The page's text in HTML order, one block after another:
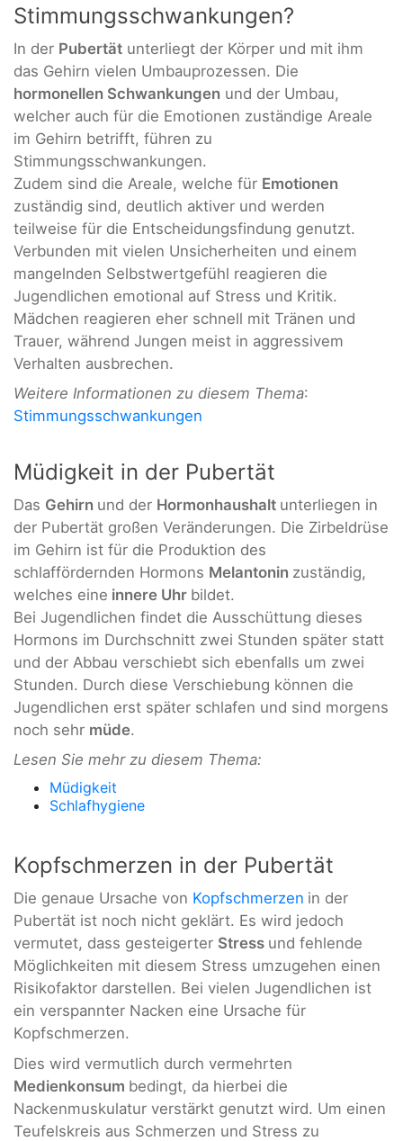
Stimmungsschwankungen?
In der Pubertät unterliegt der Körper und mit ihm
das Gehirn vielen Umbauprozessen. Die
hormonellen Schwankungen und der Umbau,
welcher auch für die Emotionen zuständige Areale
im Gehirn betrifft, führen zu
Stimmungsschwankungen.
Zudem sind die Areale, welche für Emotionen
zuständig sind, deutlich aktiver und werden
teilweise für die Entscheidungsfindung genutzt.
Verbunden mit vielen Unsicherheiten und einem
mangelnden Selbstwertgefühl reagieren die
Jugendlichen emotional auf Stress und Kritik.
Mädchen reagieren eher schnell mit Tränen und
Trauer, während Jungen meist in aggressivem
Verhalten ausbrechen.
Weitere Informationen zu diesem Thema:
Stimmungsschwankungen
Müdigkeit in der Pubertät
Das Gehirn und der Hormonhaushalt unterliegen in
der Pubertät großen Veränderungen. Die Zirbeldrüse
im Gehirn ist für die Produktion des
schlaffördernden Hormons Melantonin zuständig,
welches eine innere Uhr bildet.
Bei Jugendlichen findet die Ausschüttung dieses
Hormons im Durchschnitt zwei Stunden später statt
und der Abbau verschiebt sich ebenfalls um zwei
Stunden. Durch diese Verschiebung können die
Jugendlichen erst später schlafen und sind morgens
noch sehr müde.
Lesen Sie mehr zu diesem Thema:
Müdigkeit
Schlafhygiene
Kopfschmerzen in der Pubertät
Die genaue Ursache von Kopfschmerzen in der
Pubertät ist noch nicht geklärt. Es wird jedoch
vermutet, dass gesteigerter Stress und fehlende
Möglichkeiten mit diesem Stress umzugehen einen
Risikofaktor darstellen. Bei vielen Jugendlichen ist
ein verspannter Nacken eine Ursache für
Kopfschmerzen.
Dies wird vermutlich durch vermehrten
Medienkonsum bedingt, da hierbei die
Nackenmuskulatur verstärkt genutzt wird. Um einen
Teufelskreis aus Schmerzen und Stress zu